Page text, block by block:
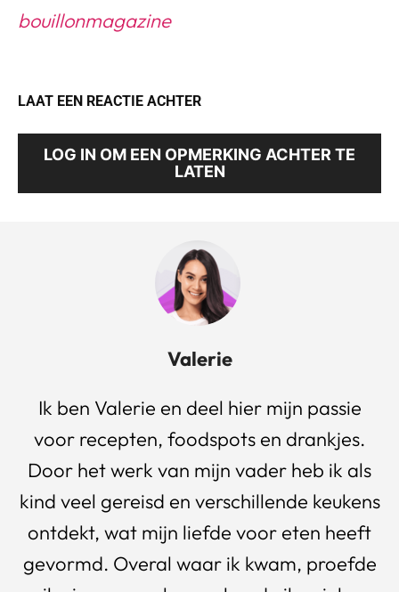
bouillonmagazine
LAAT EEN REACTIE ACHTER
LOG IN OM EEN OPMERKING ACHTER TE
LATEN
Valerie
Ik ben Valerie en deel hier mijn passie
voor recepten, foodspots en drankjes.
Door het werk van mijn vader heb ik als
kind veel gereisd en verschillende keukens
ontdekt, wat mijn liefde voor eten heeft
gevormd. Overal waar ik kwam, proefde